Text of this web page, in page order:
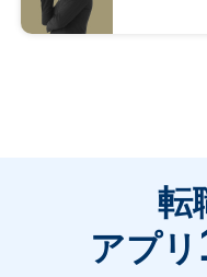
転
アプリ